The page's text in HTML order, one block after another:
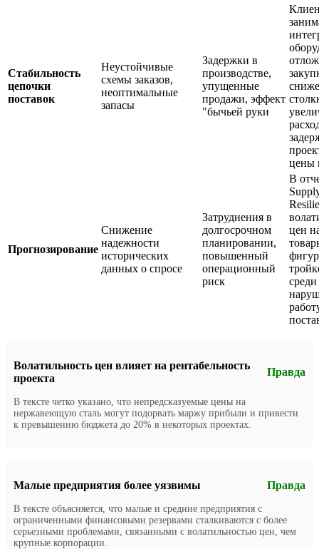
Стабильность
цепочки
поставок
Неустойчивые
схемы заказов,
неоптимальные
запасы
Задержки в
производстве,
упущенные
продажи, эффект
"бычьей руки
цены
Прогнозирование
Снижение
надежности
исторических
данных о спросе
Затруднения в
долгосрочном
планировании,
повышенный
операционный
риск
В
цен
Волатильность цен влияет на рентабельность
проекта
Правда
В тексте четко указано, что непредсказуемые цены на
нержавеющую сталь могут подорвать маржу прибыли и привести
к превышению бюджета до 20% в некоторых проектах.
Малые предприятия более уязвимы Правда
В тексте объясняется, что малые и средние предприятия с
ограниченными финансовыми резервами сталкиваются с более
серьезными проблемами, связанными с волатильностью цен, чем
крупные корпорации.